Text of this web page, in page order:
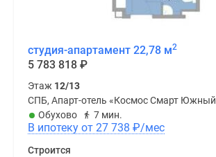
студия-апартамент 22,78 м2
5 783 818 ₽
Этаж 12/13
СПБ, Апарт-отель «Космос Смарт
Обухово
7 мин.
В ипотеку от 27 738 ₽/мес
Строится